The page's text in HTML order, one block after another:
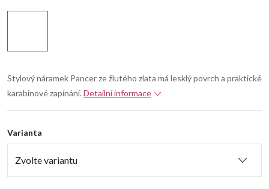
Stylový náramek Pancer ze žlutého zlata má lesklý povrch a praktické
karabinové zapínání. Detailní informace
Varianta